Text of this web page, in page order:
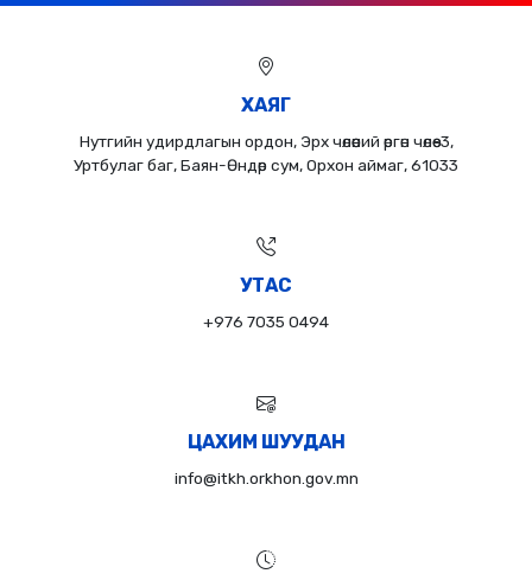
ХАЯГ
Нутгийн удирдлагын ордон, Эрх чөлөөний өргөн чөлөө-3,
Уртбулаг баг, Баян-Өндөр сум, Орхон аймаг, 61033
УТАС
+976 7035 0494
ЦАХИМ ШУУДАН
info@itkh.orkhon.gov.mn